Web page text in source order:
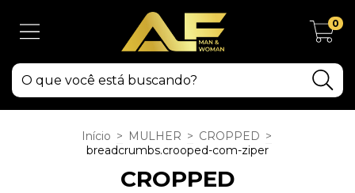
0
Início > MULHER > CROPPED >
breadcrumbs.crooped-com-ziper
CROPPED